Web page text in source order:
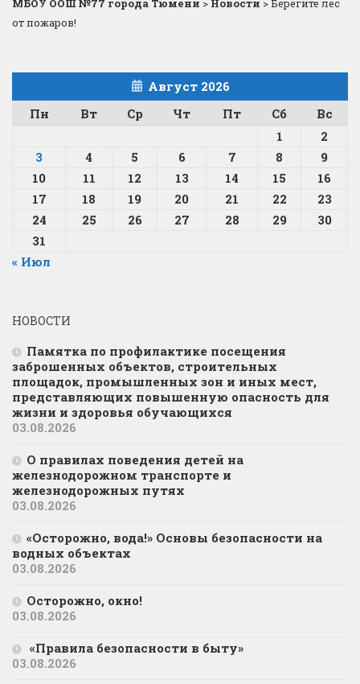
МБОУ ООШ №77 города Тюмени > Новости >Берегите лес
от пожаров!
Август 2026
Пн
Вт Ср Чт Пт Сб
Вс
1
2
3
4 5 6 7 8
9
10
11 12 13 14 15
16
17
18 19 20 21 22
23
24
25 26 27 28 29
30
31
« Июл
НОВОСТИ
Памятка по профилактике посещения
заброшенных объектов, строительных
площадок, промышленных зон и иных мест,
представляющих повышенную опасность для
жизни и здоровья обучающихся
03.08.2026
О правилах поведения детей на
железнодорожном транспорте и
железнодорожных путях
03.08.2026
«Осторожно, вода!» Основы безопасности на
водных объектах
03.08.2026
Осторожно, окно!
03.08.2026
«Правила безопасности в быту»
03.08.2026